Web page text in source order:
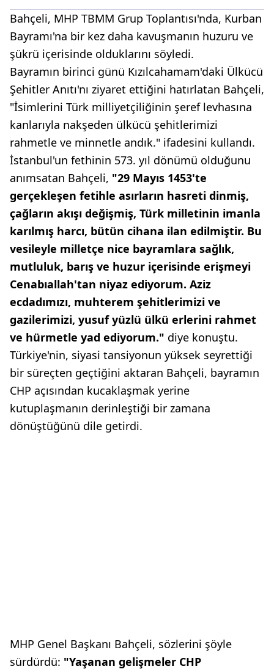
Bahçeli, MHP TBMM Grup Toplantısı'nda, Kurban
Bayramı'na bir kez daha kavuşmanın huzuru ve
şükrü içerisinde olduklarını söyledi.
Bayramın birinci günü Kızılcahamam'daki Ülkücü
Şehitler Anıtı'nı ziyaret ettiğini hatırlatan Bahçeli,
"İsimlerini Türk milliyetçiliğinin şeref levhasına
kanlarıyla nakşeden ülkücü şehitlerimizi
rahmetle ve minnetle andık." ifadesini kullandı.
İstanbul'un fethinin 573. yıl dönümü olduğunu
anımsatan Bahçeli, "29 Mayıs 1453'te
gerçekleşen fetihle asırların hasreti dinmiş,
çağların akışı değişmiş, Türk milletinin imanla
karılmış harcı, bütün cihana ilan edilmiştir. Bu
vesileyle milletçe nice bayramlara sağlık,
mutluluk, barış ve huzur içerisinde erişmeyi
Cenabıallah'tan niyaz ediyorum. Aziz
ecdadımızı, muhterem şehitlerimizi ve
gazilerimizi, yusuf yüzlü ülkü erlerini rahmet
ve hürmetle yad ediyorum." diye konuştu.
Türkiye'nin, siyasi tansiyonun yüksek seyrettiği
bir süreçten geçtiğini aktaran Bahçeli, bayramın
CHP açısından kucaklaşmak yerine
kutuplaşmanın derinleştiği bir zamana
dönüştüğünü dile getirdi.
MHP Genel Başkanı Bahçeli, sözlerini şöyle
sürdürdü: "Yaşanan gelişmeler CHP